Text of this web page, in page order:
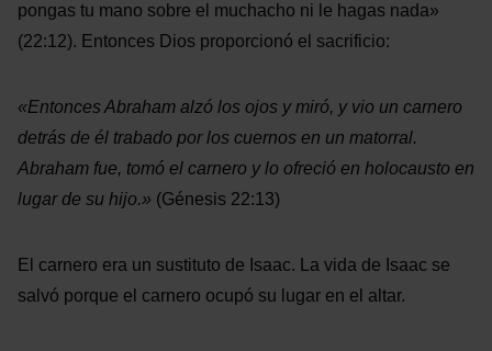
pongas tu mano sobre el muchacho ni le hagas nada»
(22:12). Entonces Dios proporcionó el sacrificio:
«Entonces Abraham alzó los ojos y miró, y vio un carnero
detrás de él trabado por los cuernos en un matorral.
Abraham fue, tomó el carnero y lo ofreció en holocausto en
lugar de su hijo.» (Génesis 22:13)
El carnero era un sustituto de Isaac. La vida de Isaac se
salvó porque el carnero ocupó su lugar en el altar.